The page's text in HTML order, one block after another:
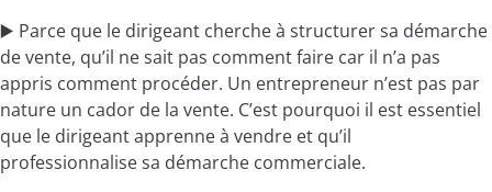
▶️ Parce que le dirigeant cherche à structurer sa démarche
de vente, qu’il ne sait pas comment faire car il n’a pas
appris comment procéder. Un entrepreneur n’est pas par
nature un cador de la vente. C’est pourquoi il est essentiel
que le dirigeant apprenne à vendre et qu’il
professionnalise sa démarche commerciale.